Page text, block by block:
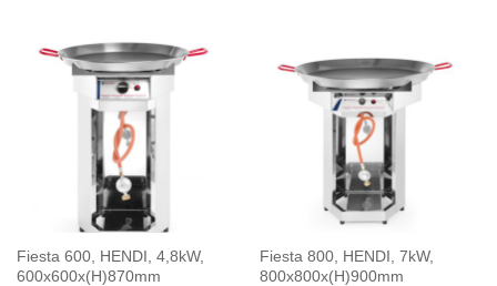
Fiesta 600, HENDI, 4,8kW,
600x600x(H)870mm
Fiesta 800, HENDI, 7kW,
800x800x(H)900mm